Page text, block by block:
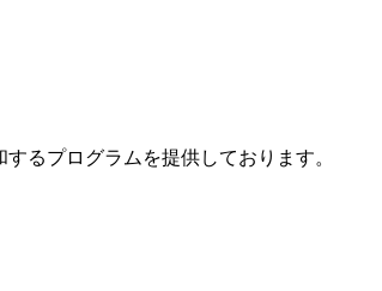
るプログラムを提供しております。